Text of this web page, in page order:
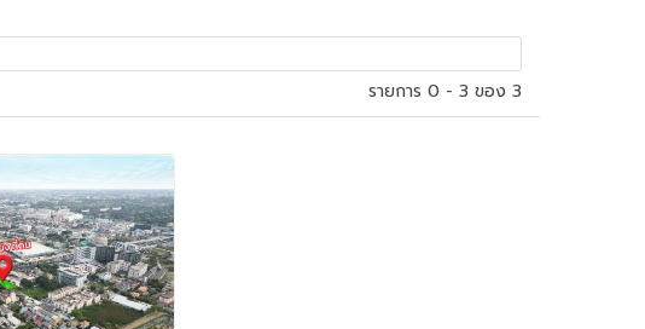
รายการ 0 - 3 ของ 3